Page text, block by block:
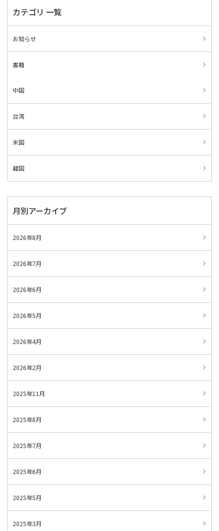
カテゴリ 一覧
お知らせ
書籍
中国
台湾
米国
韓国
月別アーカイブ
2026年8月
2026年7月
2026年6月
2026年5月
2026年4月
2026年2月
2025年11月
2025年8月
2025年7月
2025年6月
2025年5月
2025年3月